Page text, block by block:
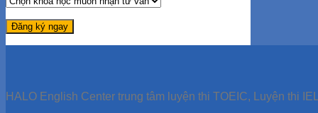
HALO English Center trung tâm luyện thi TOEIC, Luyện thi